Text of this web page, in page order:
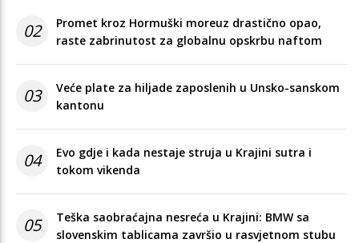
02
Promet kroz Hormuški moreuz drastično opao,
raste zabrinutost za globalnu opskrbu naftom
03
Veće plate za hiljade zaposlenih u Unsko-sanskom
kantonu
04
Evo gdje i kada nestaje struja u Krajini sutra i
tokom vikenda
05
Teška saobraćajna nesreća u Krajini: BMW sa
slovenskim tablicama završio u rasvjetnom stubu